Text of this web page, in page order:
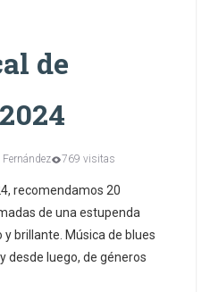
de
769 visitas
recomendamos 20
de una estupenda
brillante. Música de blues
desde luego, de géneros